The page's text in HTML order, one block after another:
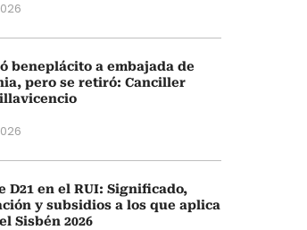
beneplácito a embajada de
pero se retiró: Canciller
D21 en el RUI: Significado,
y subsidios a los que aplica
Sisbén 2026